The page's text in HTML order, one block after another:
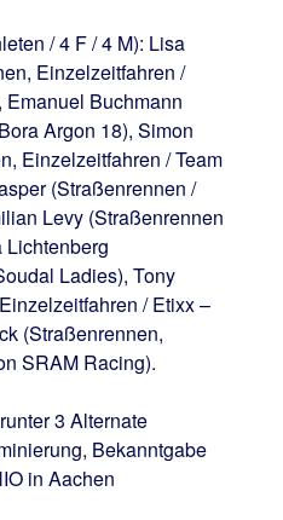
/ 4 F / 4 M): Lisa
Einzelzeitfahren /
Buchmann
Argon 18), Simon
Einzelzeitfahren / Team
(Straßenrennen /
Levy (Straßenrennen
Ladies), Tony
/ Etixx –
(Straßenrennen,
SRAM Racing).
3 Alternate
Bekanntgabe
in Aachen